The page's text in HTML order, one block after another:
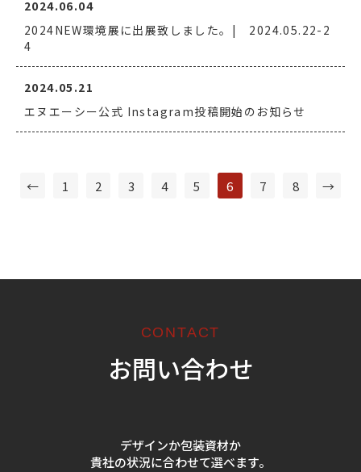
2024.06.04
2024NEW環境展に出展致しました。| 2024.05.22-2
4
2024.05.21
エヌエーシー公式 Instagram投稿開始のお知らせ
← 1 2 3 4 5 6 7 8 →
CONTACT
お問い合わせ
デザインか包装資材か
貴社の状況に合わせて選べます。